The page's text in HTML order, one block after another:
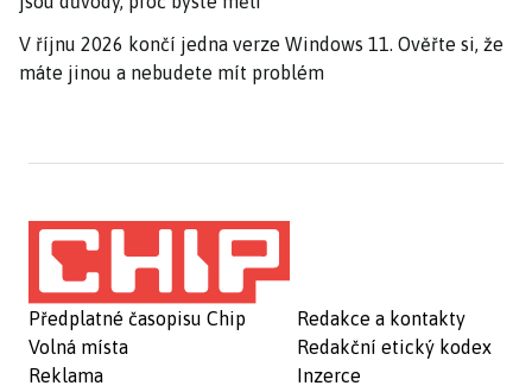
V říjnu 2026 končí jedna verze Windows 11. Ověřte si, že
máte jinou a nebudete mít problém
Předplatné časopisu Chip
Volná místa
Reklama
Redakce a kontakty
Redakční etický kodex
Inzerce